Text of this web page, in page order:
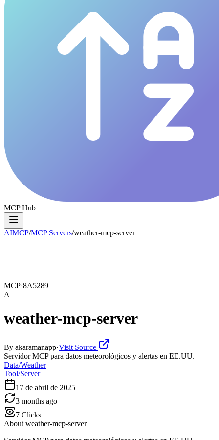
MCP Hub
AIMCP/MCP Servers/weather-mcp-server
MCP·8A5289
A
weather-mcp-server
By akaramanapp·Visit Source
Servidor MCP para datos meteorológicos y alertas en EE.UU.
Data/Weather
Tool/Server
17 de abril de 2025
3 months ago
7 Clicks
About weather-mcp-server